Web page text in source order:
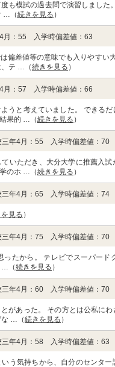
も模試の過去問で演習しまし
…（続きを見る ）
4月：55 入学時偏差値：63
偏差値等の意味でも入りやすい
、テ …（続きを見る ）
4月：57 入学時偏差値：66
うと考えていました。 できる
果的 …（続きを見る ）
三年4月：55 入学時偏差値：70
いただき、大分大学に推薦入試
のホ …（続きを見る ）
三年4月：65 入学時偏差値：74
見る ）
三年4月：75 入学時偏差値：70
たから。 テレビでスーパード
…（続きを見る ）
三年4月：60 入学時偏差値：70
があった。 その方とは公私に
な …（続きを見る ）
三年4月：58 入学時偏差値：63
う気持ちから、自分のセンタ